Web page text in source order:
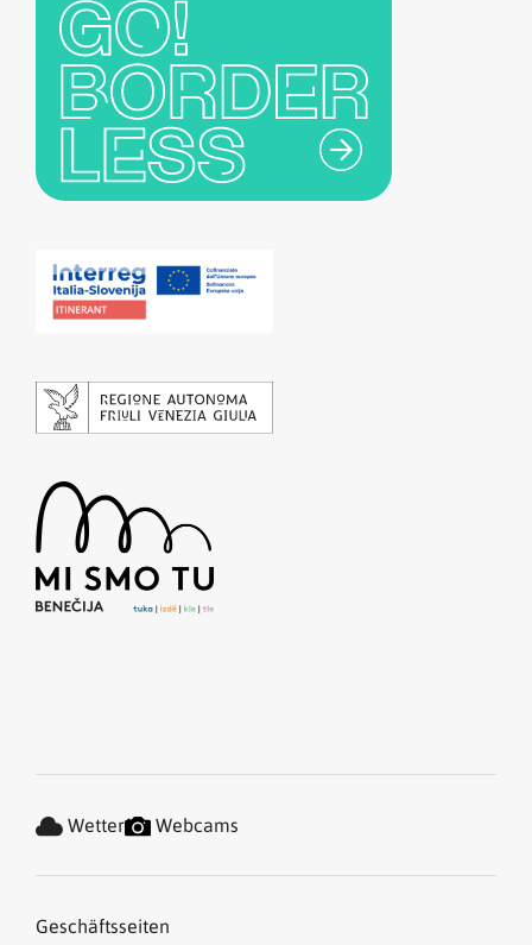
Geschäftsseiten
Wetter Webcams